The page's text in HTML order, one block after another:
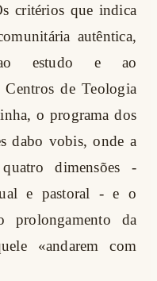
critérios que indica
autêntica,
ao estudo e ao
Centros de Teologia
o programa dos
dabo vobis, onde a
dimensões -
e pastoral - e o
prolongamento da
«andarem com